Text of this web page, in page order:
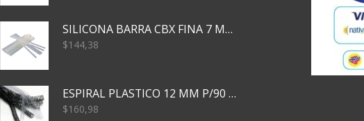
SILICONA BARRA CBX FINA 7 MM 28 CM
$144,38
ESPIRAL PLASTICO 12 MM P/90 HJS X50X1500
$160,98